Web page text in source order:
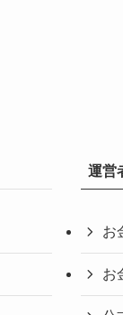
運営
お
お